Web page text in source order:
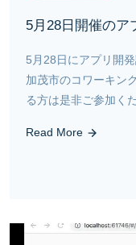
5月28日開催のア
5月28日にアプリ開
加茂市のコワーキン
る方は是非ご参加く
Read More